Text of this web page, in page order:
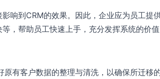
响到CRM的效果。因此，企业应为员工提
，帮助员工快速上手，充分发挥系统的价值
原有客户数据的整理与清洗，以确保所迁移